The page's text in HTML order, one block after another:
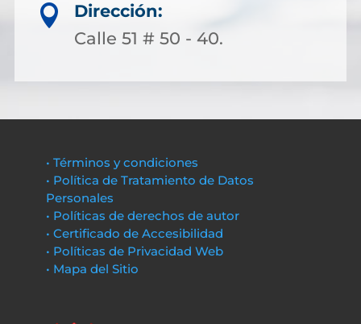

Dirección:
Calle 51 # 50 - 40.
• Términos y condiciones
• Política de Tratamiento de Datos
Personales
• Políticas de derechos de autor
• Certificado de Accesibilidad
• Políticas de Privacidad Web
• Mapa del Sitio